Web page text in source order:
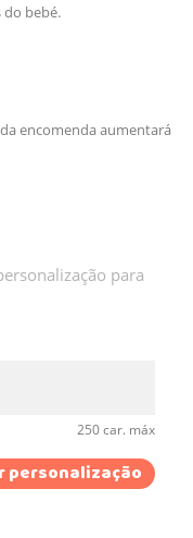
do bebé.
encomenda aumentará
para
250 car. máx
personalização